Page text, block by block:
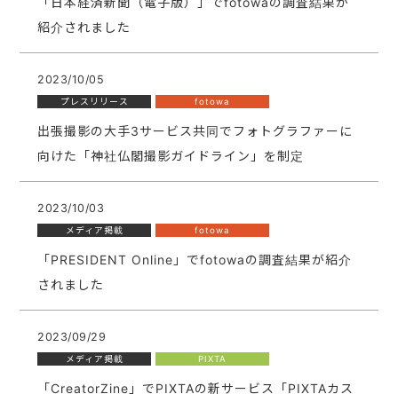
紹介されました
2023/10/05
プレスリリース fotowa
出張撮影の大手3サービス共同でフォトグラファーに
向けた「神社仏閣撮影ガイドライン」を制定​​
2023/10/03
メディア掲載 fotowa
「PRESIDENT Online」でfotowaの調査結果が紹介
されました
2023/09/29
メディア掲載 PIXTA
「CreatorZine」でPIXTAの新サービス「PIXTAカス